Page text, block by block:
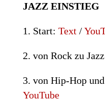
JAZZ EINSTIEG
1. Start: Text/
2. von Rock zu
3. von Hip-Hop
YouTube